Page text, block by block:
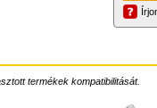
termékek kompatibilitását.